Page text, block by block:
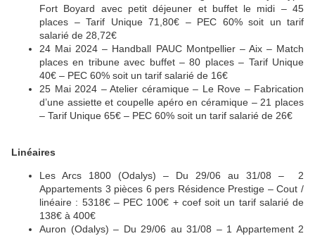
Fort Boyard avec petit déjeuner et buffet le midi – 45
places – Tarif Unique 71,80€ – PEC 60% soit un tarif
salarié de 28,72€
24 Mai 2024 – Handball PAUC Montpellier – Aix – Match
places en tribune avec buffet – 80 places – Tarif Unique
40€ – PEC 60% soit un tarif salarié de 16€
25 Mai 2024 – Atelier céramique – Le Rove – Fabrication
d’une assiette et coupelle apéro en céramique – 21 places
– Tarif Unique 65€ – PEC 60% soit un tarif salarié de 26€
Linéaires
Les Arcs 1800 (Odalys) – Du 29/06 au 31/08 – 2
Appartements 3 pièces 6 pers Résidence Prestige – Cout /
linéaire : 5318€ – PEC 100€ + coef soit un tarif salarié de
138€ à 400€
Auron (Odalys) – Du 29/06 au 31/08 – 1 Appartement 2